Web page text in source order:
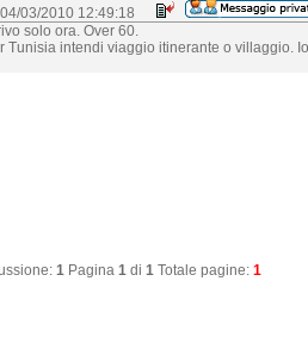
04/03/2010 12:49:18
solo ora. Over 60.
Tunisia intendi viaggio itinerante o villaggio.
1 Pagina 1 di 1 Totale pagine: 1